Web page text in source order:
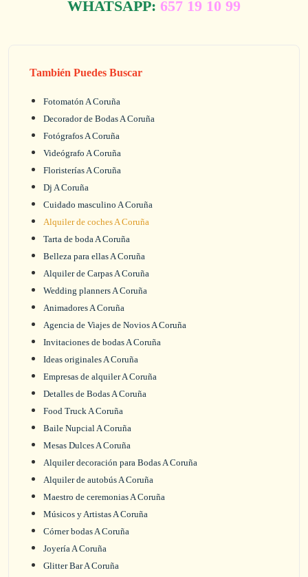
WHATSAPP: 657 19 10 99
También Puedes Buscar
Fotomatón A Coruña
Decorador de Bodas A Coruña
Fotógrafos A Coruña
Videógrafo A Coruña
Floristerías A Coruña
Dj A Coruña
Cuidado masculino A Coruña
Alquiler de coches A Coruña
Tarta de boda A Coruña
Belleza para ellas A Coruña
Alquiler de Carpas A Coruña
Wedding planners A Coruña
Animadores A Coruña
Agencia de Viajes de Novios A Coruña
Invitaciones de bodas A Coruña
Ideas originales A Coruña
Empresas de alquiler A Coruña
Detalles de Bodas A Coruña
Food Truck A Coruña
Baile Nupcial A Coruña
Mesas Dulces A Coruña
Alquiler decoración para Bodas A Coruña
Alquiler de autobús A Coruña
Maestro de ceremonias A Coruña
Músicos y Artistas A Coruña
Córner bodas A Coruña
Joyería A Coruña
Glitter Bar A Coruña